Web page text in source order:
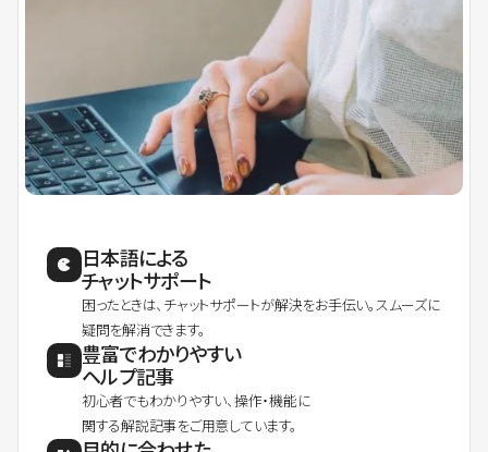
日本語による
チャットサポート
困ったときは、チャットサポートが解決をお手伝い。スムーズに
疑問を解消できます。
豊富でわかりやすい
ヘルプ記事
初心者でもわかりやすい、操作・機能に
関する解説記事をご用意しています。